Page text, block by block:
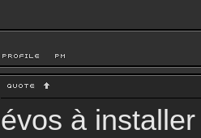
évos à